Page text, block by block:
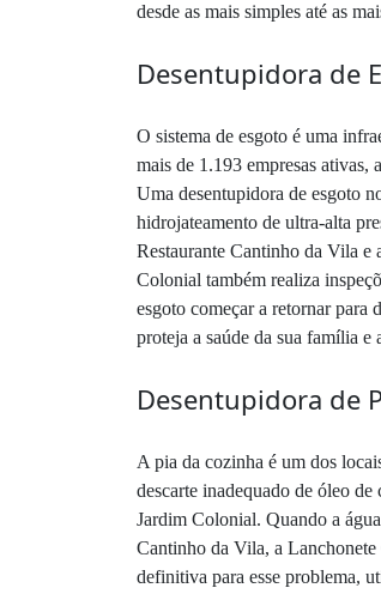
desde as mais simples até as
Desentupidora de
O sistema de esgoto é uma
mais de 1.193 empresas ativas,
Uma desentupidora de esgoto
hidrojateamento de ultra-alta
Restaurante Cantinho da Vila e
Colonial também realiza
esgoto começar a retornar para
proteja a saúde da sua família
Desentupidora de
A pia da cozinha é um dos
descarte inadequado de óleo
Jardim Colonial. Quando a
Cantinho da Vila, a
definitiva para esse problema,